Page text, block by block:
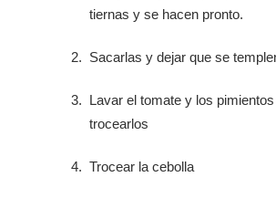
tiernas y se hacen pronto.
Sacarlas y dejar que se
Lavar el tomate y los
trocearlos
Trocear la cebolla